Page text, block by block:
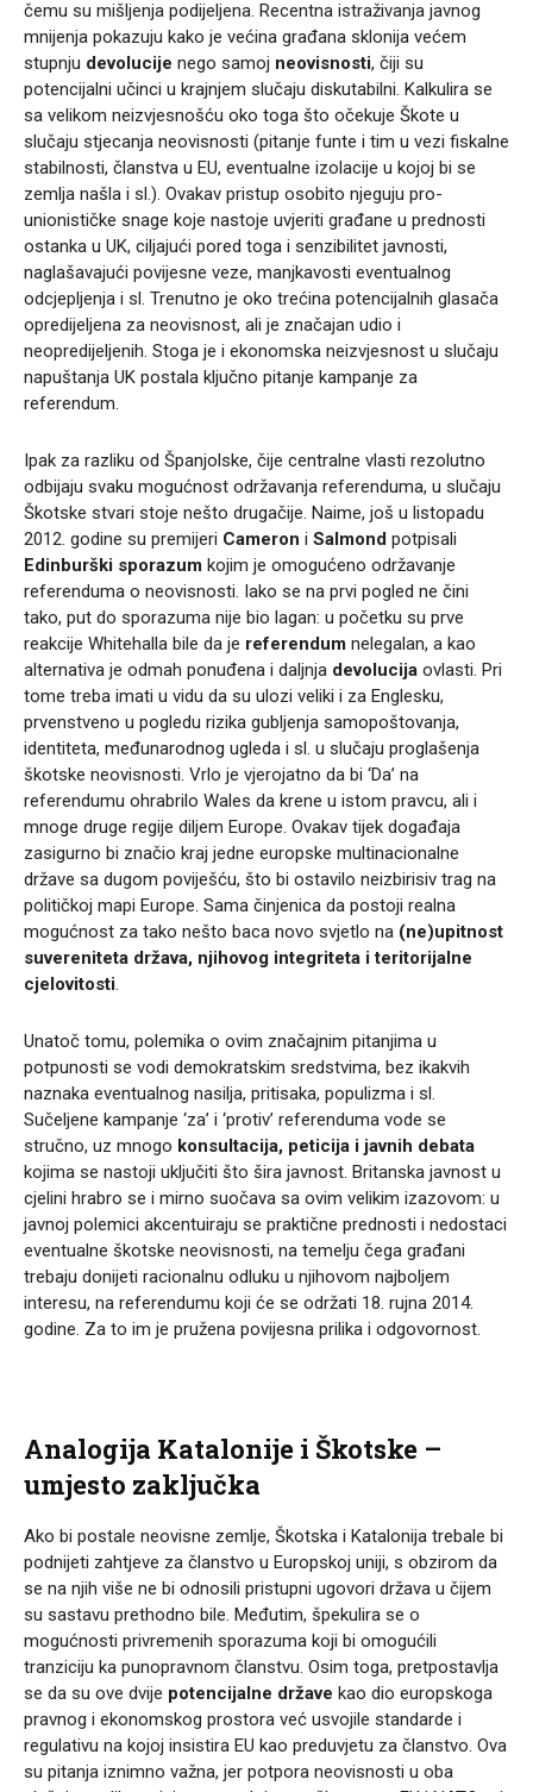
čemu su mišljenja podijeljena. Recentna istraživanja javnog
mnijenja pokazuju kako je većina građana sklonija većem
stupnju devolucije nego samoj neovisnosti, čiji su
potencijalni učinci u krajnjem slučaju diskutabilni. Kalkulira se
sa velikom neizvjesnošću oko toga što očekuje Škote u
slučaju stjecanja neovisnosti (pitanje funte i tim u vezi fiskalne
stabilnosti, članstva u EU, eventualne izolacije u kojoj bi se
zemlja našla i sl.). Ovakav pristup osobito njeguju pro-
unionističke snage koje nastoje uvjeriti građane u prednosti
ostanka u UK, ciljajući pored toga i senzibilitet javnosti,
naglašavajući povijesne veze, manjkavosti eventualnog
odcjepljenja i sl. Trenutno je oko trećina potencijalnih glasača
opredijeljena za neovisnost, ali je značajan udio i
neopredijeljenih. Stoga je i ekonomska neizvjesnost u slučaju
napuštanja UK postala ključno pitanje kampanje za
referendum.
Ipak za razliku od Španjolske, čije centralne vlasti rezolutno
odbijaju svaku mogućnost održavanja referenduma, u slučaju
Škotske stvari stoje nešto drugačije. Naime, još u listopadu
2012. godine su premijeri Cameron i Salmond potpisali
Edinburški sporazum kojim je omogućeno održavanje
referenduma o neovisnosti. Iako se na prvi pogled ne čini
tako, put do sporazuma nije bio lagan: u početku su prve
reakcije Whitehalla bile da je referendum nelegalan, a kao
alternativa je odmah ponuđena i daljnja devolucija ovlasti. Pri
tome treba imati u vidu da su ulozi veliki i za Englesku,
prvenstveno u pogledu rizika gubljenja samopoštovanja,
identiteta, međunarodnog ugleda i sl. u slučaju proglašenja
škotske neovisnosti. Vrlo je vjerojatno da bi ‘Da’ na
referendumu ohrabrilo Wales da krene u istom pravcu, ali i
mnoge druge regije diljem Europe. Ovakav tijek događaja
zasigurno bi značio kraj jedne europske multinacionalne
države sa dugom poviješću, što bi ostavilo neizbirisiv trag na
političkoj mapi Europe. Sama činjenica da postoji realna
mogućnost za tako nešto baca novo svjetlo na (ne)upitnost
suvereniteta država, njihovog integriteta i teritorijalne
cjelovitosti
Unatoč tomu, polemika o ovim značajnim pitanjima u
potpunosti se vodi demokratskim sredstvima, bez ikakvih
naznaka eventualnog nasilja, pritisaka, populizma i sl.
Sučeljene kampanje ‘za’ i ‘protiv’ referenduma vode se
stručno, uz mnogo konsultacija, peticija i javnih debata
kojima se nastoji uključiti što šira javnost. Britanska javnost u
cjelini hrabro se i mirno suočava sa ovim velikim izazovom: u
javnoj polemici akcentuiraju se praktične prednosti i nedostaci
eventualne škotske neovisnosti, na temelju čega građani
trebaju donijeti racionalnu odluku u njihovom najboljem
interesu, na referendumu koji će se održati 18. rujna 2014.
godine. Za to im je pružena povijesna prilika i odgovornost.
Analogija Katalonije i Škotske –
umjesto zaključka
Ako bi postale neovisne zemlje, Škotska i Katalonija trebale bi
podnijeti zahtjeve za članstvo u Europskoj uniji, s obzirom da
se na njih više ne bi odnosili pristupni ugovori država u čijem
su sastavu prethodno bile. Međutim, špekulira se o
mogućnosti privremenih sporazuma koji bi omogućili
tranziciju ka punopravnom članstvu. Osim toga, pretpostavlja
se da su ove dvije potencijalne države kao dio europskoga
pravnog i ekonomskog prostora već usvojile standarde i
regulativu na kojoj insistira EU kao preduvjetu za članstvo. Ova
su pitanja iznimno važna, jer potpora neovisnosti u oba